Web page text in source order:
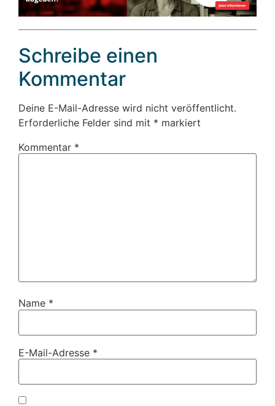
Schreibe einen
Kommentar
Deine E-Mail-Adresse wird nicht veröffentlicht.
Erforderliche Felder sind mit * markiert
Kommentar *
Name *
E-Mail-Adresse *